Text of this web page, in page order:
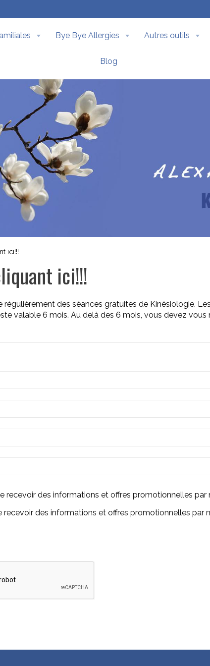
Bye Bye Allergies Autres outils
Blog
ici!!!
ici!!!
régulièrement des séances gratuites de Kinésiologie.
valable 6 mois. Au delà des 6 mois, vous devez
recevoir des informations et offres promotionnelles
recevoir des informations et offres promotionnelles par